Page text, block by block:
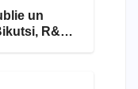
un
R&B